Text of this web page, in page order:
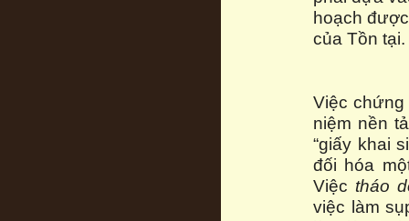
hoạch
của Tồn tại.
Việc
niệm nền
“giấy khai
đối hóa
Việc tháo
việc làm